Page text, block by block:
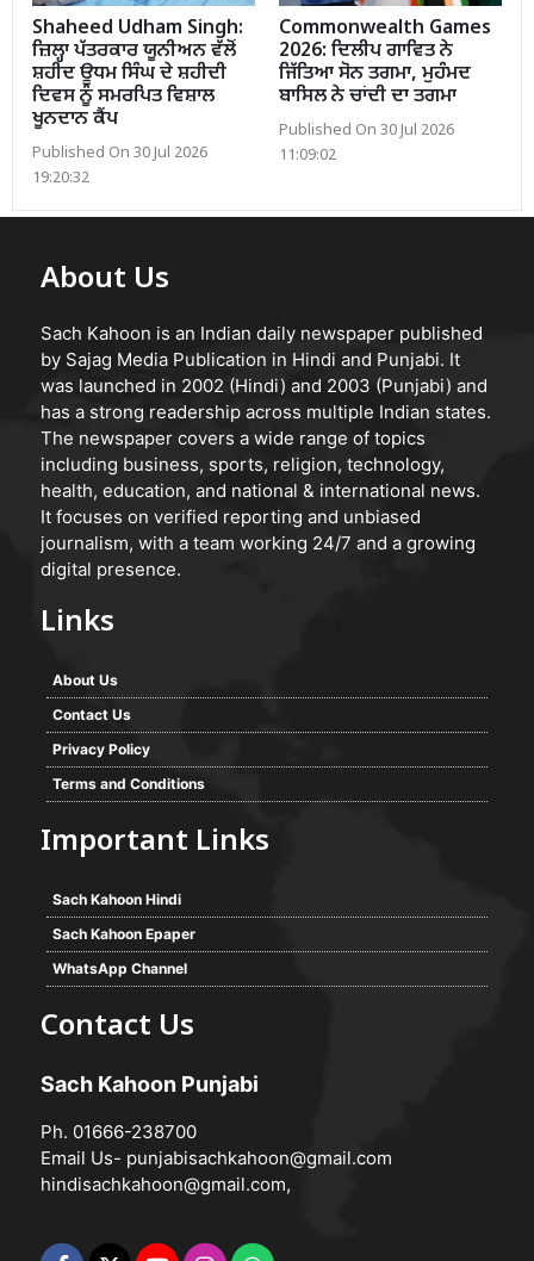
Shaheed Udham Singh:
ਜ਼ਿਲ੍ਹਾ ਪੱਤਰਕਾਰ ਯੂਨੀਅਨ ਵੱਲੋਂ
ਸ਼ਹੀਦ ਊਧਮ ਸਿੰਘ ਦੇ ਸ਼ਹੀਦੀ
ਦਿਵਸ ਨੂੰ ਸਮਰਪਿਤ ਵਿਸ਼ਾਲ
ਖੂਨਦਾਨ ਕੈਂਪ
Published On 30 Jul 2026
19:20:32
Commonwealth Games
2026: ਦਿਲੀਪ ਗਾਵਿਤ ਨੇ
ਜਿੱਤਿਆ ਸੋਨ ਤਗਮਾ, ਮੁਹੰਮਦ
ਬਾਸਿਲ ਨੇ ਚਾਂਦੀ ਦਾ ਤਗਮਾ
Published On 30 Jul 2026
11:09:02
About Us
Sach Kahoon is an Indian daily newspaper published
by Sajag Media Publication in Hindi and Punjabi. It
was launched in 2002 (Hindi) and 2003 (Punjabi) and
has a strong readership across multiple Indian states.
The newspaper covers a wide range of topics
including business, sports, religion, technology,
health, education, and national & international news.
It focuses on verified reporting and unbiased
journalism, with a team working 24/7 and a growing
digital presence.
Links
About Us
Contact Us
Privacy Policy
Terms and Conditions
Important Links
Sach Kahoon Hindi
Sach Kahoon Epaper
WhatsApp Channel
Contact Us
Sach Kahoon Punjabi
Ph. 01666-238700
Email Us- punjabisachkahoon@gmail.com
hindisachkahoon@gmail.com,